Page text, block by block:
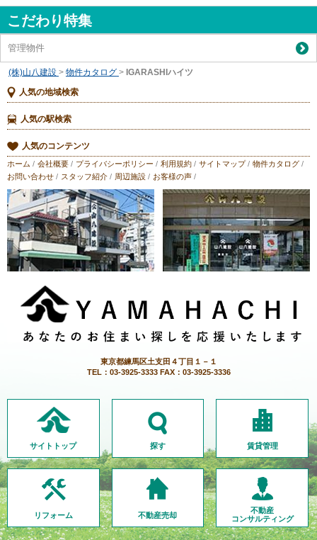
こだわり特集
管理物件
(株)山八建設 > 物件カタログ > IGARASHIハイツ
人気の地域検索
人気の駅検索
人気のコンテンツ
ホーム / 会社概要 / プライバシーポリシー / 利用規約 / サイトマップ/ 物件カタログ /
お問い合わせ / スタッフ紹介 / 周辺施設 / お客様の声 /
東京都練馬区土支田４丁目１－１
TEL：03-3925-3333 FAX：03-3925-3336
サイトトップ 探す 賃貸管理
リフォーム 不動産売却
不動産
コンサルティング